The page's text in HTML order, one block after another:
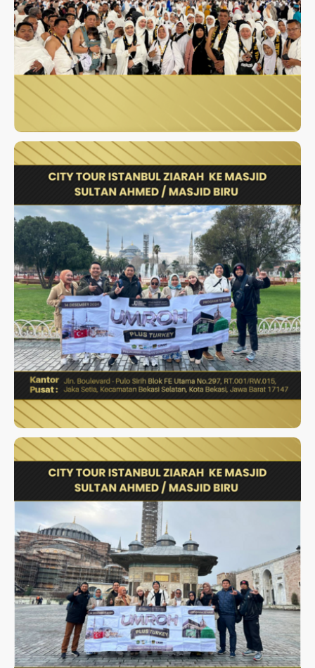
UMROH AKBAR JANUARI 2025
CITY TOUR ISTANBUL ZIARAH
KE MASJID SULTAN AHMED /
MASJID BIRU
CITY TOUR ISTANBUL ZIARAH
KE MASJID SULTAN AHMED /
MASJID BIRU